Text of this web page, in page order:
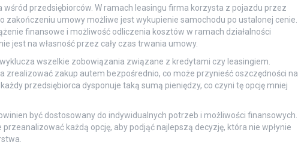
przedsiębiorców. W ramach leasingu firma korzysta z pojazdu przez
zakończeniu umowy możliwe jest wykupienie samochodu po ustalonej cenie.
finansowe i możliwość odliczenia kosztów w ramach działalności
jest na własność przez cały czas trwania umowy.
wszelkie zobowiązania związane z kredytami czy leasingiem.
zrealizować zakup autem bezpośrednio, co może przynieść oszczędności na
przedsiębiorca dysponuje taką sumą pieniędzy, co czyni tę opcję mniej
być dostosowany do indywidualnych potrzeb i możliwości finansowych.
każdą opcję, aby podjąć najlepszą decyzję, która nie wpłynie